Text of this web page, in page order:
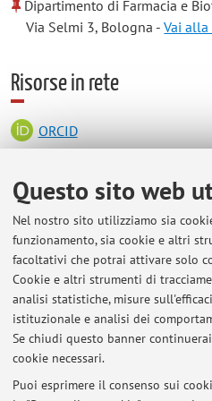
Questo sito web
Nel nostro sito utilizziamo sia
funzionamento, sia cookie e altri
facoltativi che potrai attivare solo
Cookie e altri strumenti di
analisi statistiche, misure
istituzionale e analisi dei
Se chiudi questo banner
cookie necessari.
Puoi esprimere il consenso sui
Dipartimento di Farmacia e
Via Selmi 3, Bologna -Vai alla
Risorse in rete
ORCID
Orario di ricevimento
Si riceve su appuntamento
all'indirizzo del docente:
-